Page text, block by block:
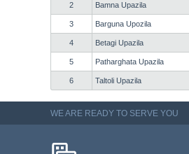
2 Bamna Upazila
3 Barguna Upozila
4 Betagi Upazila
5 Patharghata Upazila
6 Taltoli Upazila
WE ARE READY TO SERVE YOU